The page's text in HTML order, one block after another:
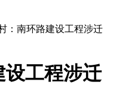
：南环路建设工程涉迁
工程涉迁